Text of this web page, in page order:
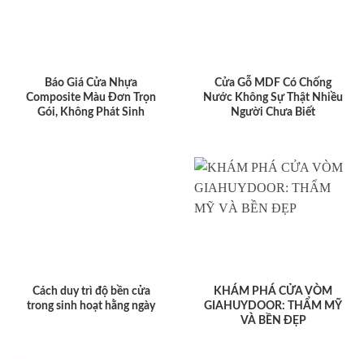
Báo Giá Cửa Nhựa
Composite Màu Đơn Trọn
Gói, Không Phát Sinh
Cửa Gỗ MDF Có Chống
Nước Không Sự Thật Nhiều
Người Chưa Biết
Cách duy trì độ bền cửa
trong sinh hoạt hằng ngày
KHÁM PHÁ CỬA VÒM
GIAHUYDOOR: THẨM MỸ
VÀ BỀN ĐẸP